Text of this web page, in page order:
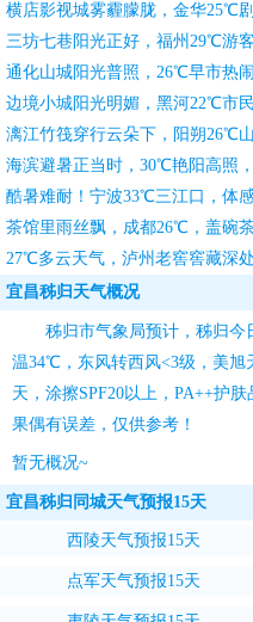
横店影视城雾霾朦胧，金华25℃
三坊七巷阳光正好，福州29℃游
通化山城阳光普照，26℃早市热
边境小城阳光明媚，黑河22℃市
漓江竹筏穿行云朵下，阳朔26℃
海滨避暑正当时，30℃艳阳高照
酷暑难耐！宁波33℃三江口，体
茶馆里雨丝飘，成都26℃，盖碗
27℃多云天气，泸州老窖窖藏深
宜昌秭归天气概况
秭归市气象局预计，秭归
温34℃，东风转西风<3级， 美旭
天 ，涂擦SPF20以上，PA++护
果偶有误差，仅供参考！
暂无概况~
宜昌秭归同城天气预报15天
西陵天气预报15天
点军天气预报15天